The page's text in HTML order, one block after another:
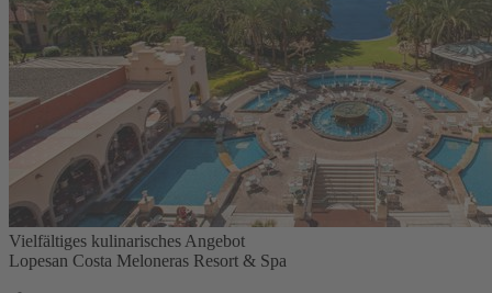
Vielfältiges kulinarisches Angebot
Lopesan Costa Meloneras Resort & Spa